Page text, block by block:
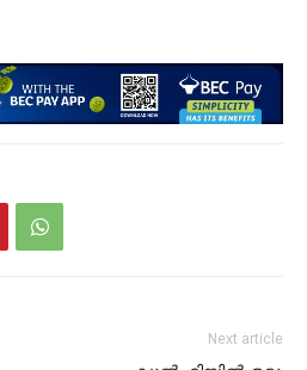
Next article